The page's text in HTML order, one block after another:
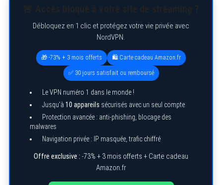
Débloquez en 1 clic et protégez votre vie privée avec
NordVPN.
🎁 -73% + 3 mois offerts 🛍️ Carte cadeau Amazon.fr
✅ 30 jours satisfait ou remboursé
Le VPN numéro 1 dans le monde !
Jusqu’à 10 appareils sécurisés avec un seul compte
Protection avancée : anti-phishing, blocage des
malwares
Navigation privée : IP masquée, trafic chiffré
Offre exclusive : -73% + 3 mois offerts + Carte cadeau
Amazon.fr